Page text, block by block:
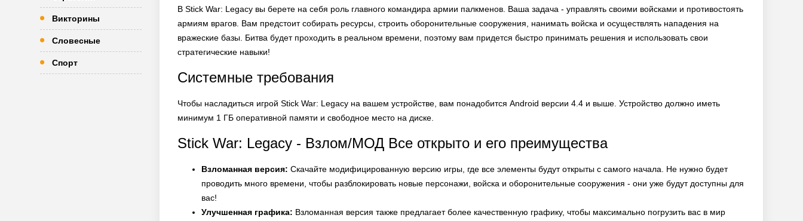
Викторины
Словесные
Спорт
В Stick War: Legacy вы берете на себя роль главного командира армии палкменов. Ваша задача - управлять своими войсками и противостоять
армиям врагов. Вам предстоит собирать ресурсы, строить оборонительные сооружения, нанимать войска и осуществлять нападения на
вражеские базы. Битва будет проходить в реальном времени, поэтому вам придется быстро принимать решения и использовать свои
стратегические навыки!
Системные требования
Чтобы насладиться игрой Stick War: Legacy на вашем устройстве, вам понадобится Android версии 4.4 и выше. Устройство должно иметь
минимум 1 ГБ оперативной памяти и свободное место на диске.
Stick War: Legacy - Взлом/МОД Все открыто и его преимущества
Взломанная версия: Скачайте модифицированную версию игры, где все элементы будут открыты с самого начала. Не нужно будет
проводить много времени, чтобы разблокировать новые персонажи, войска и оборонительные сооружения - они уже будут доступны для
вас!
Улучшенная графика: Взломанная версия также предлагает более качественную графику, чтобы максимально погрузить вас в мир